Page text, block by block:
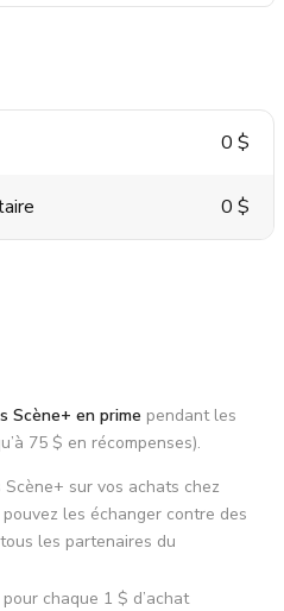
0 $
0 $
Scène+ en prime pendant les
75 $ en récompenses).
sur vos achats chez
les échanger contre des
les partenaires du
chaque 1 $ d’achat